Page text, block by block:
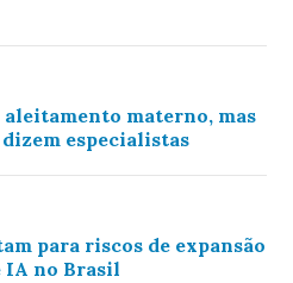
materno, mas
especialistas
para riscos de expansão
IA no Brasil